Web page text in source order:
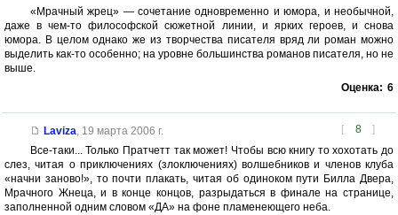
«Мрачный жрец» — сочетание одновременно и юмора, и необычной,
даже в чем-то философской сюжетной линии, и ярких героев, и снова
юмора. В целом однако же из творчества писателя вряд ли роман можно
выделить как-то особенно; на уровне большинства романов писателя, но не
выше.
Оценка: 6
[ 8 ]
Laviza, 19 марта 2006 г.
Все-таки... Только Пратчетт так может! Чтобы всю книгу то хохотать до
слез, читая о приключениях (злоключениях) волшебников и членов клуба
«начни заново!», то почти плакать, читая об одиноком пути Билла Двера,
Мрачного Жнеца, и в конце концов, разрыдаться в финале на странице,
заполненной одним словом «ДА» на фоне пламенеющего неба.